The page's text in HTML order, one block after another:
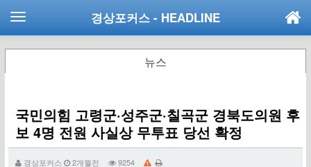
경상포커스 - HEADLINE
뉴스
국민의힘 고령군·성주군·칠곡군 경북도의원 후
보 4명 전원 사실상 무투표 당선 확정
경상포커스 2개월전 9254